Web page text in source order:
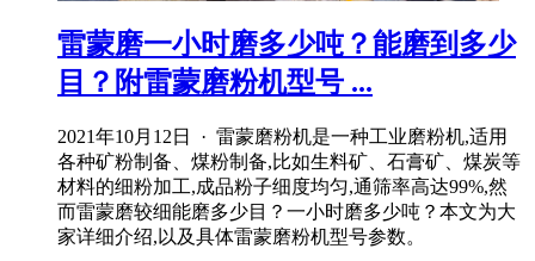
雷蒙磨一小时磨多少吨？能磨到多少
目？附雷蒙磨粉机型号 ...
2021年10月12日 · 雷蒙磨粉机是一种工业磨粉机,适用
各种矿粉制备、煤粉制备,比如生料矿、石膏矿、煤炭等
材料的细粉加工,成品粉子细度均匀,通筛率高达99%,然
而雷蒙磨较细能磨多少目？一小时磨多少吨？本文为大
家详细介绍,以及具体雷蒙磨粉机型号参数。